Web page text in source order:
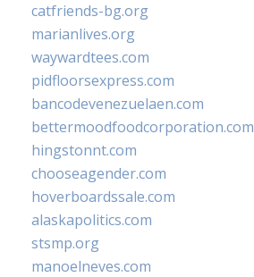
catfriends-bg.org
marianlives.org
waywardtees.com
pidfloorsexpress.com
bancodevenezuelaen.com
bettermoodfoodcorporation.com
hingstonnt.com
chooseagender.com
hoverboardssale.com
alaskapolitics.com
stsmp.org
manoelneves.com